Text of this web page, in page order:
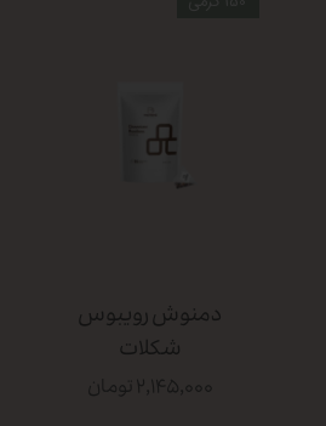
دمنوش رویبوس
شکلات
۲,۱۴۵,۰۰۰ تومان